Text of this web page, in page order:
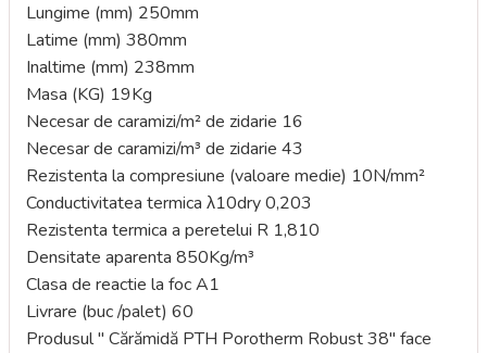
Lungime (mm) 250mm
Latime (mm) 380mm
Inaltime (mm) 238mm
Masa (KG) 19Kg
Necesar de caramizi/m² de zidarie 16
Necesar de caramizi/m³ de zidarie 43
Rezistenta la compresiune (valoare medie) 10N/mm²
Conductivitatea termica λ10dry 0,203
Rezistenta termica a peretelui R 1,810
Densitate aparenta 850Kg/m³
Clasa de reactie la foc A1
Livrare (buc /palet) 60
Produsul " Cărămidă PTH Porotherm Robust 38" face